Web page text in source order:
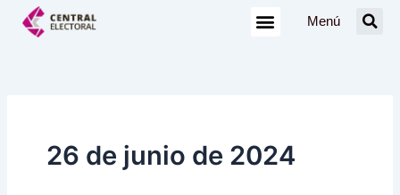
Menú
26 de junio de 2024